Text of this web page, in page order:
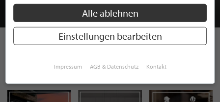
JETZT GRATIS BEWERBEN
STILPUNKTE AUF
Alle ablehnen
Einstellungen bearbeiten
Impressum AGB & Datenschutz Kontakt